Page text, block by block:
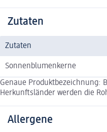
Zutaten
Zutaten
Sonnenblumenkerne
Genaue Produktbezeichnung:
Herkunftsländer werden die
Allergene